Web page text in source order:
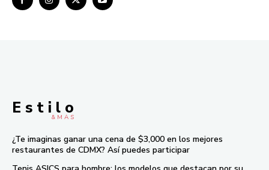
E s t i l o
& M À S
¿Te imaginas ganar una cena de $3,000 en los mejores
restaurantes de CDMX? Así puedes participar